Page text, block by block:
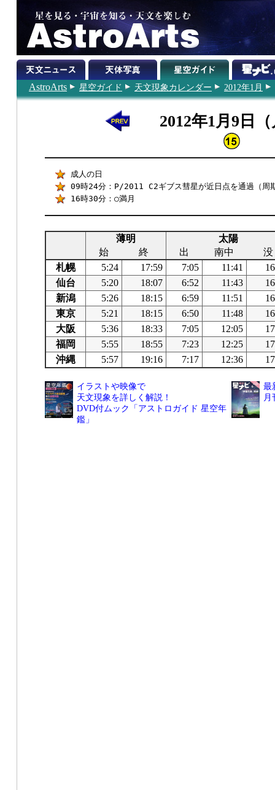
AstroArts 星空ガイド 天文現象カレンダー 2012年1月
2012年1月9日
成人の日
09時24分：P/2011 C2ギブス彗星が近日点を通過（周
16時30分：○満月
薄明
太陽
始
終 出 南中
没
札幌
5:24 17:59 7:05 11:41
仙台
5:20 18:07 6:52 11:43
新潟
5:26 18:15 6:59 11:51
東京
5:21 18:15 6:50 11:48
大阪
5:36 18:33 7:05 12:05
福岡
5:55 18:55 7:23 12:25
沖縄
5:57 19:16 7:17 12:36
イラストや映像で
天文現象を詳しく解説！
DVD付ムック「アストロガイド 星空年
鑑」
最
月